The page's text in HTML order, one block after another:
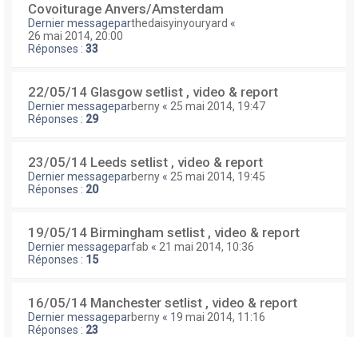
Covoiturage Anvers/Amsterdam
Dernier messageparthedaisyinyouryard «
26 mai 2014, 20:00
Réponses : 33
22/05/14 Glasgow setlist , video & report
Dernier messageparberny « 25 mai 2014, 19:47
Réponses : 29
23/05/14 Leeds setlist , video & report
Dernier messageparberny « 25 mai 2014, 19:45
Réponses : 20
19/05/14 Birmingham setlist , video & report
Dernier messageparfab « 21 mai 2014, 10:36
Réponses : 15
16/05/14 Manchester setlist , video & report
Dernier messageparberny « 19 mai 2014, 11:16
Réponses : 23